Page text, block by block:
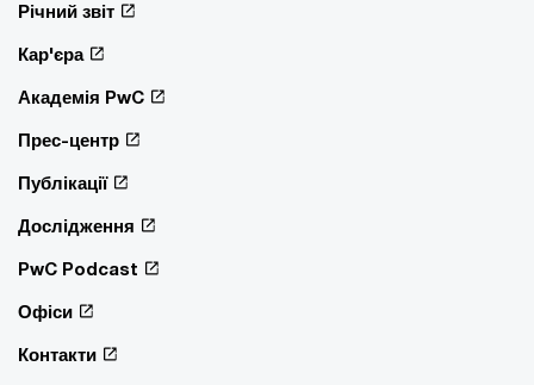
Річний звіт
Кар'єра
Академія PwC
Прес-центр
Публікації
Дослідження
PwC Podcast
Офіси
Контакти